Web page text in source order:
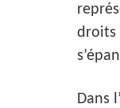
droits
Dans